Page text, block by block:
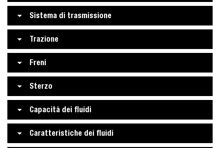
Sistema di trasmissione
Trazione
Freni
Sterzo
Capacità dei fluidi
Caratteristiche dei fluidi